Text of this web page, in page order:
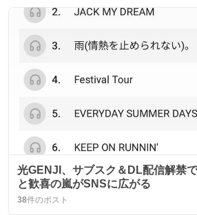
光GENJI、サブスク＆DL配信解禁
と歓喜の嵐がSNSに広がる
38件のポスト